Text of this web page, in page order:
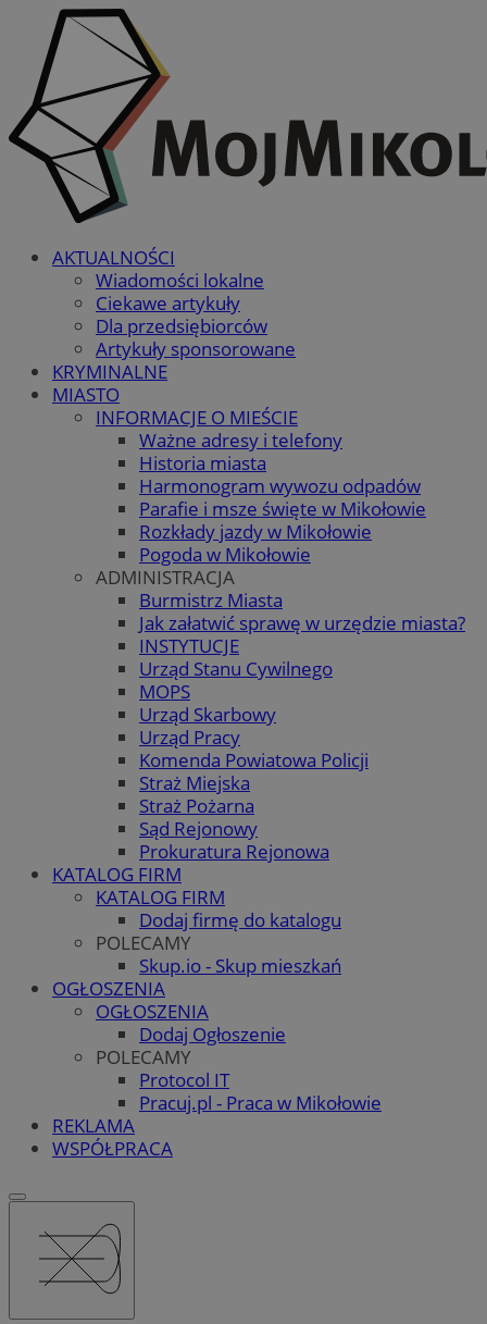
AKTUALNOŚCI
Wiadomości lokalne
Ciekawe artykuły
Dla przedsiębiorców
Artykuły sponsorowane
KRYMINALNE
MIASTO
INFORMACJE O MIEŚCIE
Ważne adresy i telefony
Historia miasta
Harmonogram wywozu odpadów
Parafie i msze święte w Mikołowie
Rozkłady jazdy w Mikołowie
Pogoda w Mikołowie
ADMINISTRACJA
Burmistrz Miasta
Jak załatwić sprawę w urzędzie miasta?
INSTYTUCJE
Urząd Stanu Cywilnego
MOPS
Urząd Skarbowy
Urząd Pracy
Komenda Powiatowa Policji
Straż Miejska
Straż Pożarna
Sąd Rejonowy
Prokuratura Rejonowa
KATALOG FIRM
KATALOG FIRM
Dodaj firmę do katalogu
POLECAMY
Skup.io - Skup mieszkań
OGŁOSZENIA
OGŁOSZENIA
Dodaj Ogłoszenie
POLECAMY
Protocol IT
Pracuj.pl - Praca w Mikołowie
REKLAMA
WSPÓŁPRACA